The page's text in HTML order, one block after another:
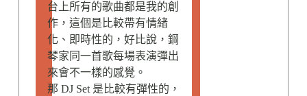
台上所有的歌曲都是我的創
作，這個是比較帶有情緒
化、即時性的，好比說，鋼
琴家同一首歌每場表演彈出
來會不一樣的感覺。
那 DJ Set 是比較有彈性的，